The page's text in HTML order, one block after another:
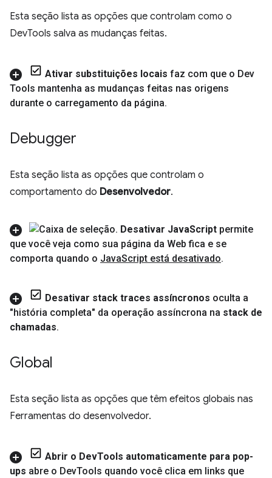
Esta seção lista as opções que controlam como o
DevTools salva as mudanças feitas.
Ativar substituições locais faz com que o Dev
Tools mantenha as mudanças feitas nas origens
durante o carregamento da página.
Debugger
Esta seção lista as opções que controlam o
comportamento do Desenvolvedor.
Desativar JavaScript permite
que você veja como sua página da Web fica e se
comporta quando o JavaScript está desativado.
Desativar stack traces assíncronos oculta a
"história completa" da operação assíncrona na stack de
chamadas.
Global
Esta seção lista as opções que têm efeitos globais nas
Ferramentas do desenvolvedor.
Abrir o DevTools automaticamente para pop-
ups abre o DevTools quando você clica em links que